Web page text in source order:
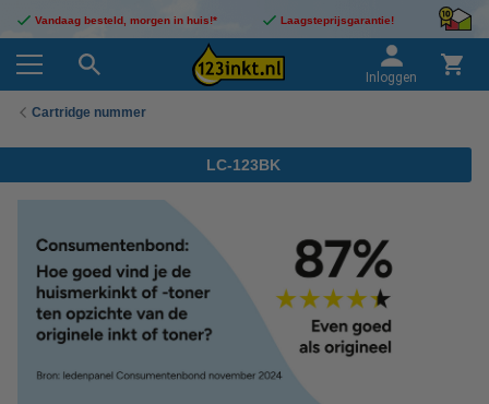
Vandaag besteld, morgen in huis!* Laagsteprijsgarantie!
Inloggen
Cartridge nummer
LC-123BK